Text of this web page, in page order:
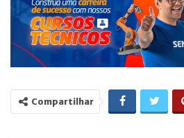
Compartilhar